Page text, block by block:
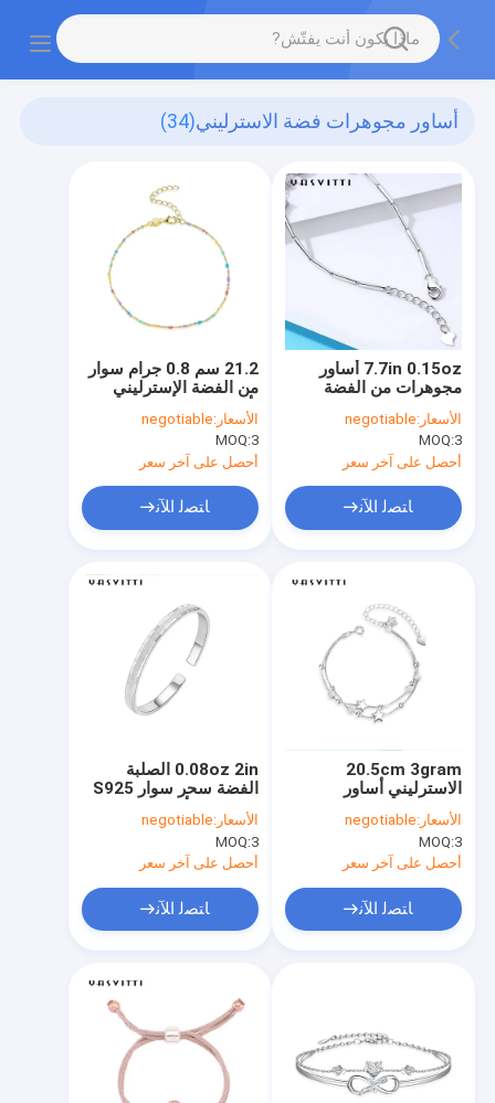
أساور مجوهرات فضة الاسترليني(34)
21.2 سم 0.8 جرام سوار
من الفضة الإسترليني
بألوان قوس قزح
للجنسين سوار زركونيا
مكعب S925.5
الأسعار:negotiable
MOQ:3
أحصل على آخر سعر
ﺎﺘﺼﻟ ﺍﻶﻧ
7.7in 0.15oz أساور
مجوهرات من الفضة
بأربع أوراق برسيم عصري
الأسعار:negotiable
MOQ:3
أحصل على آخر سعر
ﺎﺘﺼﻟ ﺍﻶﻧ
0.08oz 2in الصلبة
الفضة سحر سوار S925
للتعديل
الأسعار:negotiable
MOQ:3
أحصل على آخر سعر
ﺎﺘﺼﻟ ﺍﻶﻧ
20.5cm 3gram
الاسترليني أساور
مجوهرات فضية الكرة
الفضية المنزلق سوار
ODM
الأسعار:negotiable
MOQ:3
أحصل على آخر سعر
ﺎﺘﺼﻟ ﺍﻶﻧ